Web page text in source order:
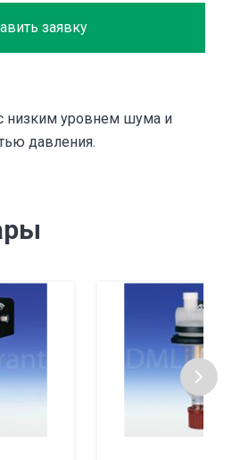
заявку
низким уровнем шума и
давления.